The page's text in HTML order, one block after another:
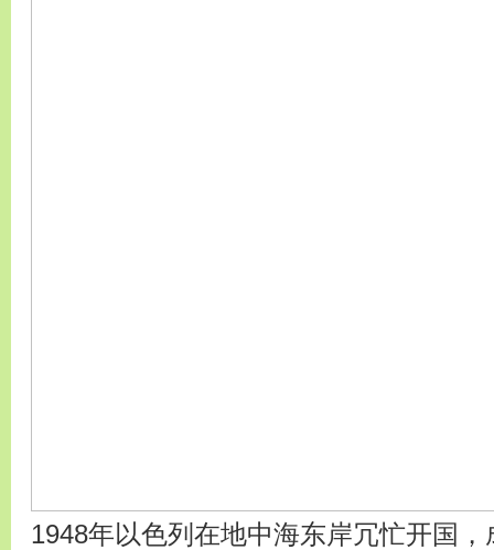
1948年以色列在地中海东岸冗忙开国